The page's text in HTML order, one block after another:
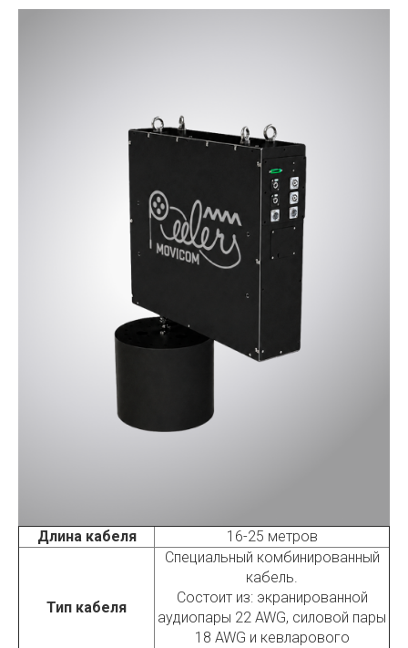
Длина кабеля 16-25 метров
Тип кабеля
Специальный комбинированный
кабель.
Состоит из: экранированной
аудиопары 22 AWG, силовой пары
18 AWG и кевларового